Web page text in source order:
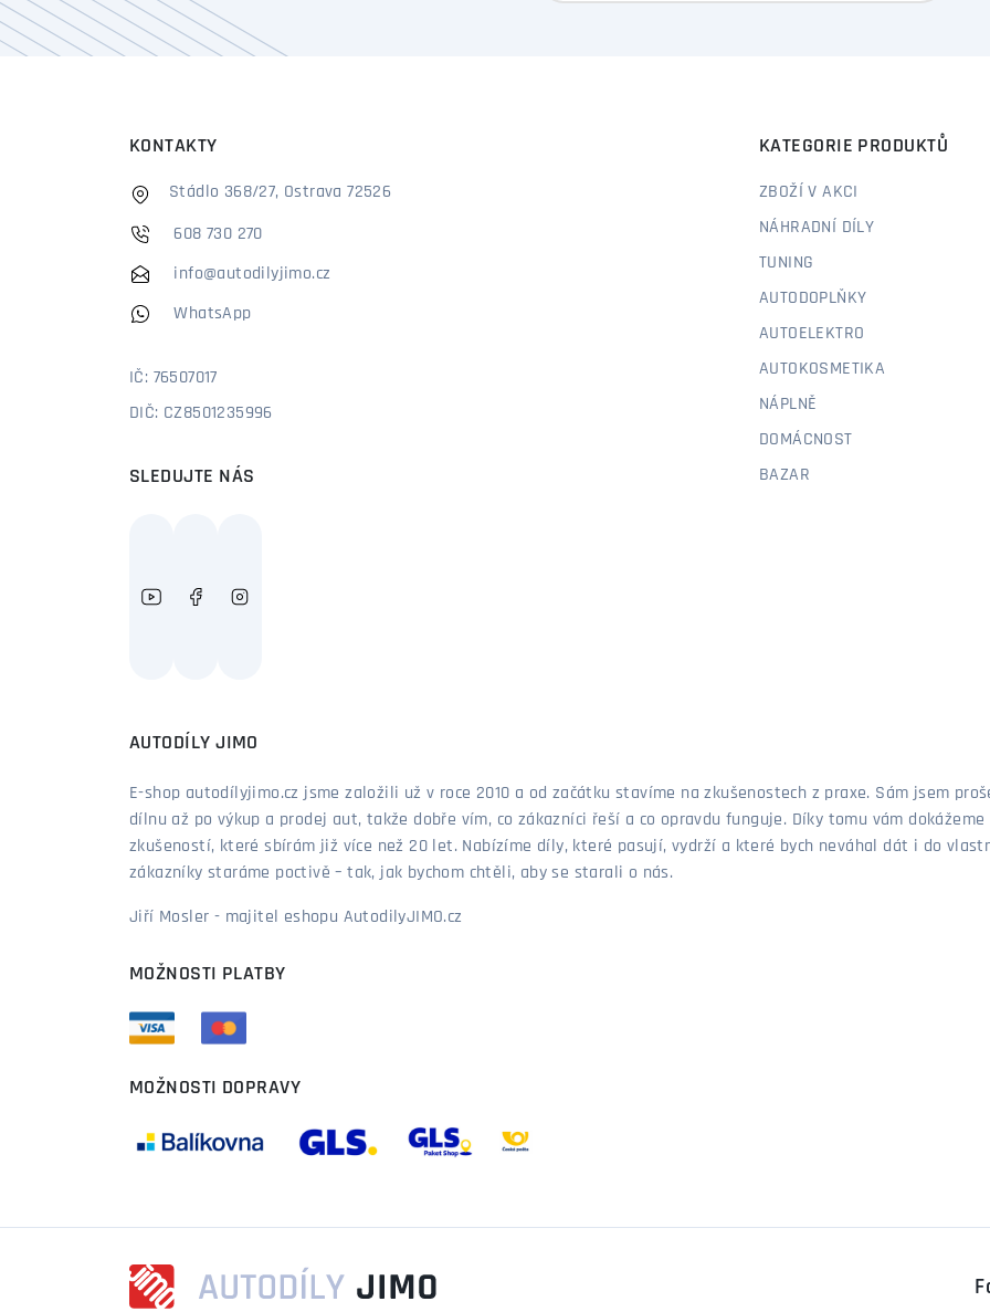
KONTAKTY
Stádlo 368/27, Ostrava 72526
608 730 270
info@autodilyjimo.cz
WhatsApp
IČ: 76507017
DIČ: CZ8501235996
SLEDUJTE NÁS
KATEGORIE PRODUKTŮ
ZBOŽÍ V AKCI
NÁHRADNÍ DÍLY
TUNING
AUTODOPLŇKY
AUTOELEKTRO
AUTOKOSMETIKA
NÁPLNĚ
DOMÁCNOST
BAZAR
AUTODÍLY JIMO
E-shop autodílyjimo.cz jsme založili už v roce 2010 a od začátku stavíme na zkušenostech z praxe. Sám jsem
dílnu až po výkup a prodej aut, takže dobře vím, co zákazníci řeší a co opravdu funguje. Díky tomu vám
zkušeností, které sbírám již více než 20 let. Nabízíme díly, které pasují, vydrží a které bych neváhal dát i do
zákazníky staráme poctivě – tak, jak bychom chtěli, aby se starali o nás.
Jiří Mosler - majitel eshopu AutodilyJIMO.cz
MOŽNOSTI PLATBY
MOŽNOSTI DOPRAVY